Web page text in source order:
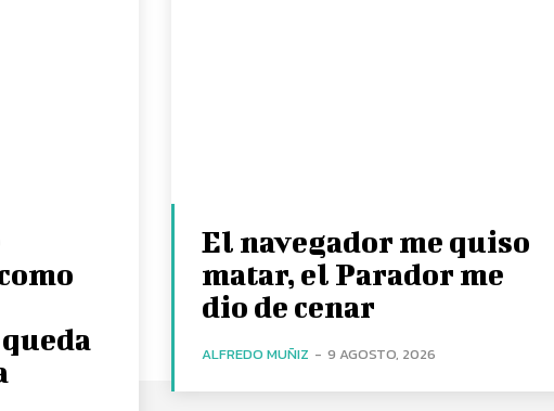
El navegador me quiso
matar, el Parador me
dio de cenar
ALFREDO MUÑIZ - 9 AGOSTO, 2026